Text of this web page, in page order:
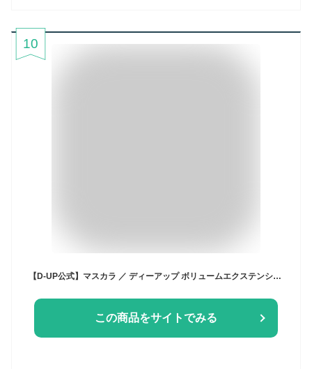
10
【D-UP公式】マスカラ ／ ディーアップ ボリュームエクステンション マスカラ [ウォータープルーフ お湯で落ちる ブラック]
この商品をサイトでみる